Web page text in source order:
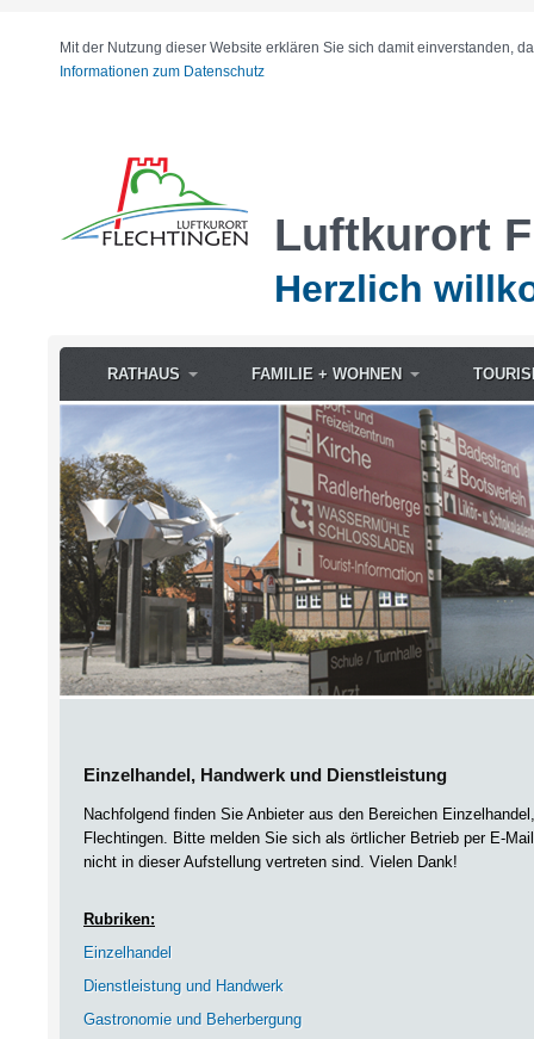
Mit der Nutzung dieser Website erklären Sie sich damit einverstanden,
Informationen zum Datenschutz
Luftkurort
Herzlich
RATHAUS FAMILIE + WOHNEN
Einzelhandel, Handwerk und Dienstleistung
Nachfolgend finden Sie Anbieter aus den Bereichen
Flechtingen. Bitte melden Sie sich als örtlicher Betrieb per E-
nicht in dieser Aufstellung vertreten sind. Vielen Dank!
Rubriken:
Einzelhandel
Dienstleistung und Handwerk
Gastronomie und Beherbergung